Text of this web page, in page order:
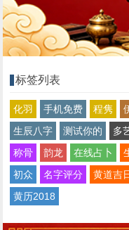
标签列表
化羽 手机免费 程隽
生辰八字
测试你的 多
称骨
韵龙 在线占卜
初众
名字评分 黄道吉
黄历2018